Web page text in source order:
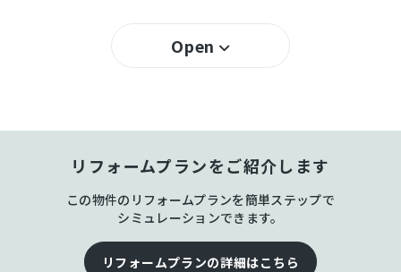
構造および階数 RC(鉄筋コンクリート) 地上5階建
小学校区 相川
相川
Open
リフォームプランをご紹介します
この物件のリフォームプランを簡単ステップで
シミュレーションできます。
リフォームプランの詳細はこちら